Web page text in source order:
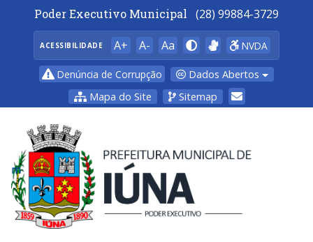
Poder Executivo Municipal (28) 99884-3729
ACESSIBILIDADE A+ A- Aa NVDA
Denúncia de Corrupção
Dados Abertos
Mapa do Site
Sitemap